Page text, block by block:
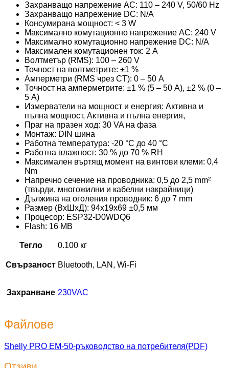
Захранващо напрежение AC: 110 – 240 V, 50/60 Hz
Захранващо напрежение DC: N/A
Консумирана мощност: < 3 W
Максимално комутационно напрежение AC: 240 V
Максимално комутационно напрежение DC: N/A
Максимален комутационен ток: 2 A
Волтметър (RMS): 100 – 260 V
Точност на волтметрите: ±1 %
Амперметри (RMS чрез CT): 0 – 50 A
Точност на амперметрите: ±1 % (5 – 50 A), ±2 % (0 –
5 A)
Измерватели на мощност и енергия: Активна и
пълна мощност, Активна и пълна енергия,
Праг на празен ход: 30 VA на фаза
Монтаж: DIN шина
Работна температура: -20 °C до 40 °C
Работна влажност: 30 % до 70 % RH
Максимален въртящ момент на винтови клеми: 0,4
Nm
Напречно сечение на проводника: 0,5 до 2,5 mm²
(твърди, многожилни и кабелни накрайници)
Дължина на оголения проводник: 6 до 7 mm
Размер (ВxШxД): 94x19x69 ±0,5 мм
Процесор: ESP32-D0WDQ6
Flash: 16 MB
Тегло 0.100 кг
Свързаност Bluetooth, LAN, Wi-Fi
Захранване 230VAC
Файлове
Shelly PRO EM-50-ръководство на потребителя(PDF)